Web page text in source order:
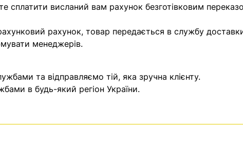
сплатити висланий вам рахунок безготівковим
рахунок, товар передається в службу
менеджерів.
та відправляємо тій, яка зручна клієнту.
в будь-який регіон України.